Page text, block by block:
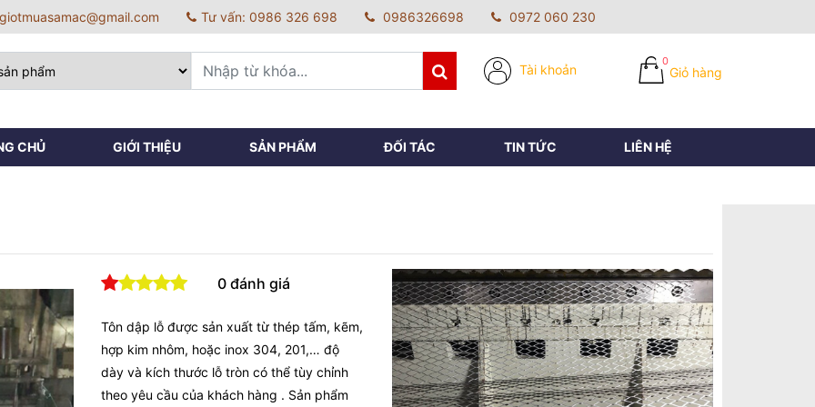
Tư vấn: 0986 326 698 0986326698 0972 060 230
Tài khoản Giỏ hàng
0
CHỦ GIỚI THIỆU SẢN PHẨM ĐỐI TÁC TIN TỨC LIÊN HỆ
0 đánh giá
Tôn dập lỗ được sản xuất từ thép tấm, kẽm,
hợp kim nhôm, hoặc inox 304, 201,… độ
dày và kích thước lỗ tròn có thể tùy chỉnh
theo yêu cầu của khách hàng . Sản phẩm